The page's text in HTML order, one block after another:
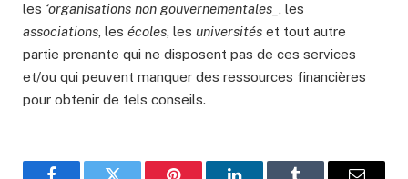
les ‘organisations non gouvernementales_
, les
associations , les écoles , les universités et tout autre
partie prenante qui ne disposent pas de ces services
et/ou qui peuvent manquer des ressources financières
pour obtenir de tels conseils.